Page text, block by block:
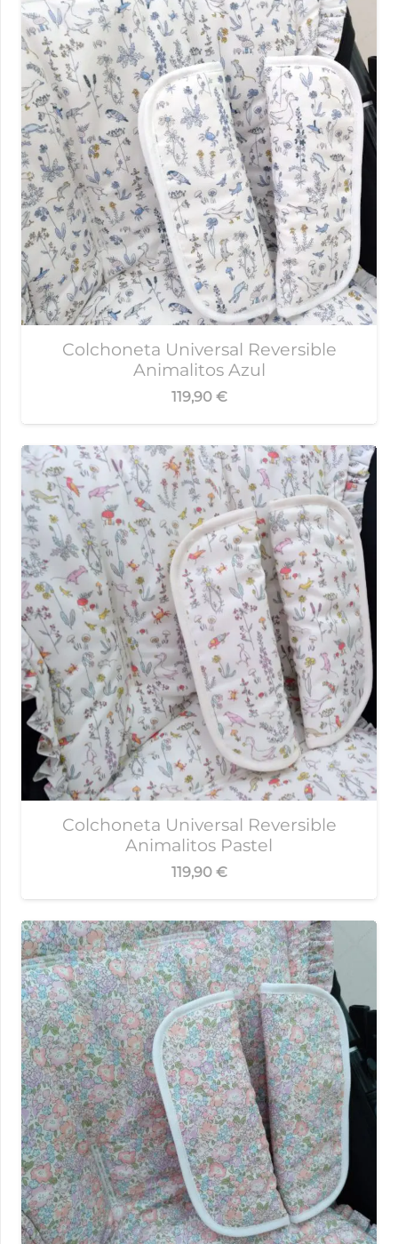
Colchoneta Universal Reversible
Animalitos Azul
119,90 €
Colchoneta Universal Reversible
Animalitos Pastel
119,90 €